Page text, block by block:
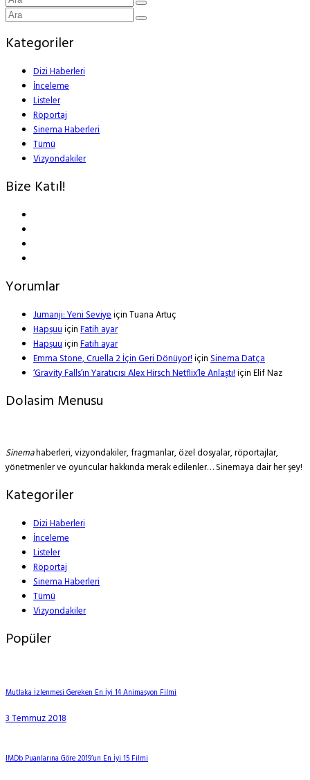
Kategoriler
Dizi Haberleri
İnceleme
Listeler
Röportaj
Sinema Haberleri
Tümü
Vizyondakiler
Bize Katıl!
Yorumlar
Jumanji: Yeni SeviyeiçinTuana Artuç
HapşuuiçinFatih ayar
HapşuuiçinFatih ayar
Emma Stone, Cruella 2 İçin Geri Dönüyor!içinSinema Datça
‘Gravity Falls’ın Yaratıcısı Alex Hirsch Netflix’le Anlaştı!içinElif Naz
Dolasim Menusu
Sinemahaberleri, vizyondakiler, fragmanlar, özel dosyalar, röportajlar,
yönetmenler ve oyuncular hakkında merak edilenler… Sinemaya dair her şey!
Kategoriler
Dizi Haberleri
İnceleme
Listeler
Röportaj
Sinema Haberleri
Tümü
Vizyondakiler
Popüler
Mutlaka İzlenmesi Gereken En İyi 14 Animasyon Filmi
3 Temmuz 2018
IMDb Puanlarına Göre 2019’un En İyi 15 Filmi